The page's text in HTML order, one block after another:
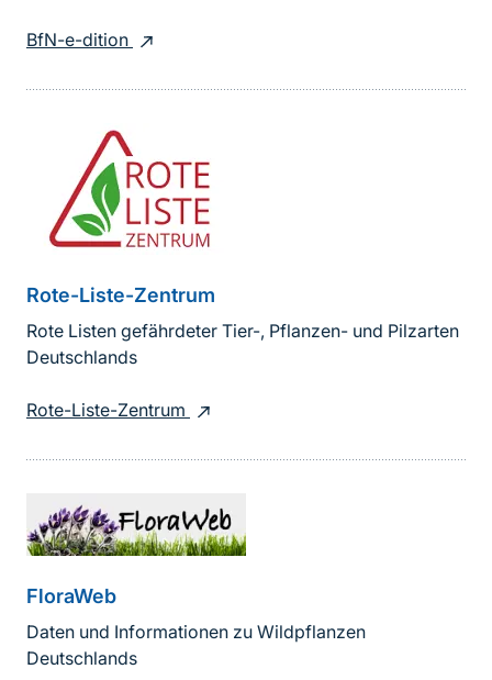
BfN-e-dition
Rote-Liste-Zentrum
Rote Listen gefährdeter Tier-, Pflanzen- und Pilzarten
Deutschlands
Rote-Liste-Zentrum
FloraWeb
Daten und Informationen zu Wildpflanzen
Deutschlands